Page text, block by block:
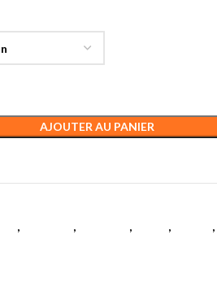
AJOUTER AU PANIER
, , , , ,